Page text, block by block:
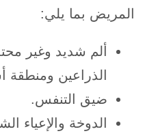
المريض بما يلي:
ألم شديد وغير
الذراعين ومنطقة
ضيق التنفس.
الدوخة والإعياء